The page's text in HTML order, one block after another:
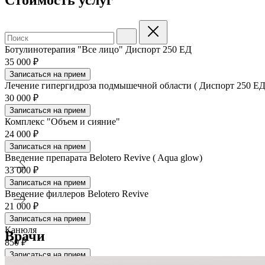
Ботулинотерапия "Все лицо" Диспорт 250 ЕД
35 000 ₽
Записаться на прием
Лечение гипергидроза подмышечной области ( Диспорт 250
30 000 ₽
Записаться на прием
Комплекс "Объем и сияние"
24 000 ₽
Записаться на прием
Введение препарата Belotero Revive ( Aqua glow)
33 000 ₽
Записаться на прием
Введение филлеров Belotero Revive
21 000 ₽
Записаться на прием
Канюля
850 ₽
Записаться на прием
Врачи